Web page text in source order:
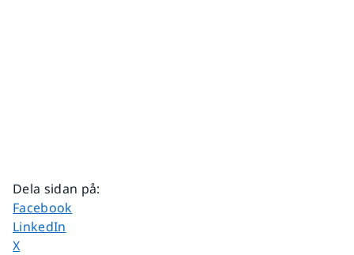
Dela sidan på:
Dela sidan på
Facebook
Dela sidan på
LinkedIn
Dela sidan på
X